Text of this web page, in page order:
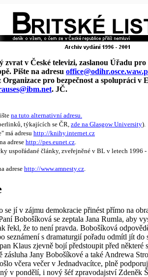
zvrat v České televizi, zaslanou Úřadu
Pište na adresu
Organizace pro bezpečnost a spolupráci
. JČ.
na tuto alternativní adresu.
týkajících se ČR, zde na Glasgow University).
má adresu http://knihy.internet.cz
adrese http://pes.eunet.cz.
uspořádané články, zveřejněné v BL v letech 1996 -
adrese http://www.amnesty.cz.
se jí v zájmu demokracie přinést přímo na
Bobošíková se zeptala Jana Rumla, aby
řekl, že to není pravda. Bobošíková
s dramaturgií pořadu odmítl jít do
Klaus zjevně bojí předstoupit před
zásluha Jany Bobošíkové a také Andrewa
včera večer v Jednadvacítce, plně
v pondělí, i nový šéf zpravodajství